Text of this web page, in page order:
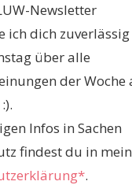
Newsletter
ich dich zuverlässig
über alle
der Woche
Infos in Sachen
findest du in
.